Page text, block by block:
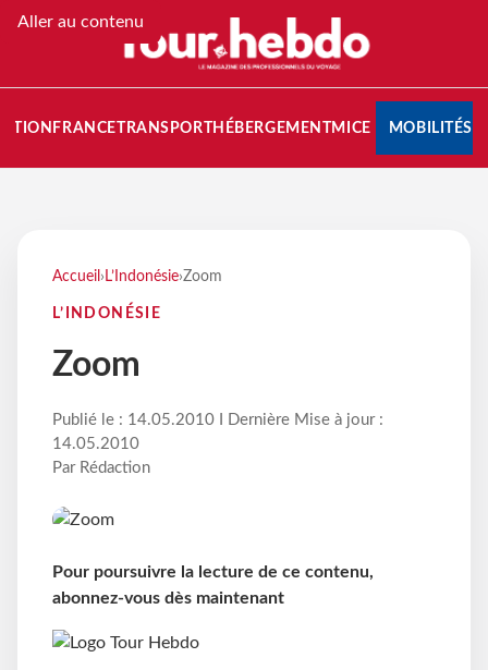
Aller au contenu
FRANCETRANSPORT HÉBERGEMENTMICE MOBILITÉS
Accueil › L’Indonésie›Zoom
L’INDONÉSIE
Zoom
Publié le : 14.05.2010 I Dernière Mise à jour :
14.05.2010
Par Rédaction
Pour poursuivre la lecture de ce contenu,
abonnez-vous dès maintenant